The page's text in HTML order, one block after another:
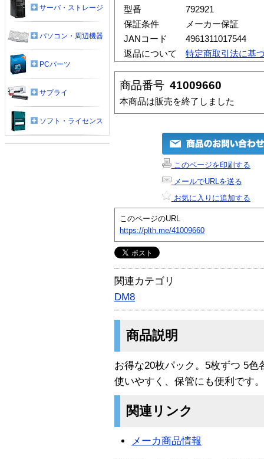
型番
792921
保証条件
メーカー保証
JANコード
4961311017544
返品について
特定商取引法に基
商品番号 41009660
本商品は販売を終了しました
このページを印刷する
メールでURLを送る
お気に入りに追加する
このページのURL
https://plth.me/41009660
関連カテゴリ
DM8
商品説明
お得な20枚パック。5枚ずつ 5
使いやすく、保管にも便利です。
関連リンク
メーカ商品情報
サーバ・ストレージ
パソコン・周辺機器
PCパーツ
サプライ
ソフト・ライセンス